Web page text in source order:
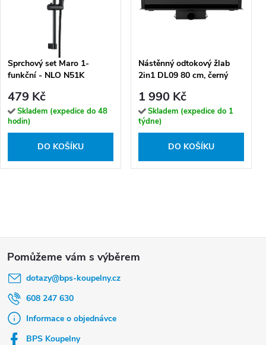
Sprchový set Maro 1-
funkční - NLO N51K
479 Kč
Skladem (expedice do 48
hodin)
DO KOŠÍKU
Nástěnný odtokový žlab
2in1 DL09 80 cm, černý
1 990 Kč
Skladem (expedice do 1
týdne)
DO KOŠÍKU
dotazy@bps-koupelny.cz
608 247 630
Informace o objednávce
BPS Koupelny